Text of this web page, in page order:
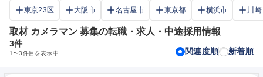
東京23区
大阪市 名古屋市 東京都 横浜市 川
取材 カメラマン 募集の転職・求人・中途採用情報
3件
1〜3件目を表示中 関連度順 新着順